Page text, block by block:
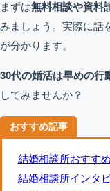
まずは無料相談や資料
みましょう。実際に話
が分かります。
30代の婚活は早めの行
してみませんか？
おすすめ記事
結婚相談所おすす
結婚相談所インタ